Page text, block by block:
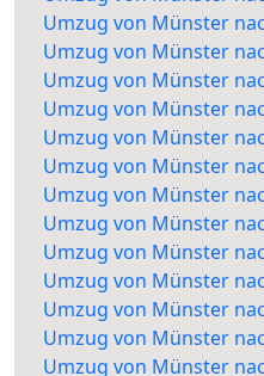
Umzug von Münster
Umzug von Münster
Umzug von Münster
Umzug von Münster
Umzug von Münster
Umzug von Münster
Umzug von Münster
Umzug von Münster
Umzug von Münster
Umzug von Münster
Umzug von Münster
Umzug von Münster
Umzug von Münster